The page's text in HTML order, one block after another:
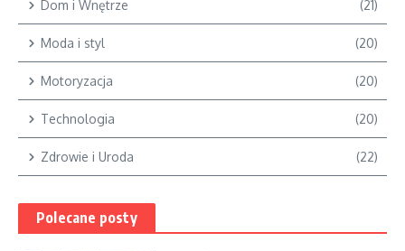
Dom i Wnętrze (21)
Moda i styl (20)
Motoryzacja (20)
Technologia (20)
Zdrowie i Uroda (22)
Polecane posty